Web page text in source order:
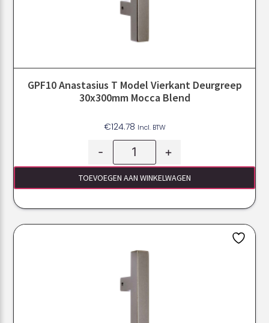
GPF10 Anastasius T Model Vierkant Deurgreep
30x300mm Mocca Blend
€124.78 Incl. BTW
- +
TOEVOEGEN AAN WINKELWAGEN